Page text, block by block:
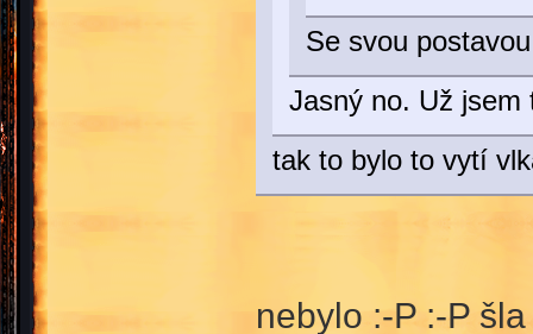
Se svou
Jasný no. Už
tak to bylo to vytí
nebylo :-P :-P